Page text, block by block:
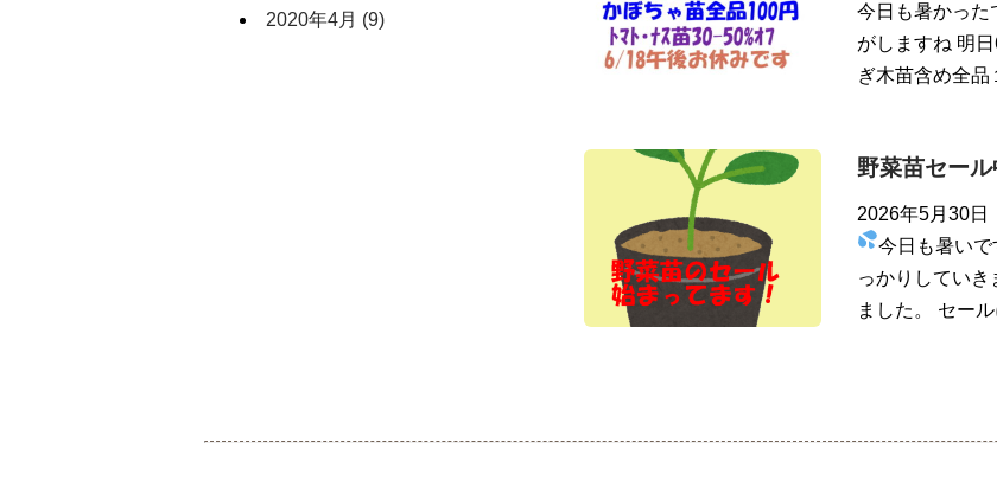
今日も暑かった
がしますね 明
ぎ木苗含め全
野菜苗セー
2026年5月30日
今日も暑い
っかりしていき
ました。 セー
2020年4月 (9)